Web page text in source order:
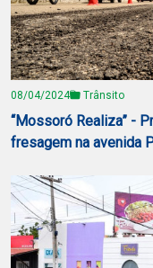
08/04/2024 Trânsito
“Mossoró Realiza” -
fresagem na avenida